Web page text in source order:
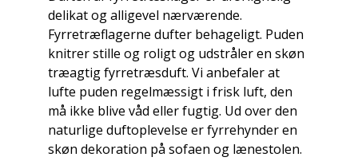
delikat og alligevel nærværende.
Fyrretræflagerne dufter behageligt. Puden
knitrer stille og roligt og udstråler en skøn
træagtig fyrretræsduft. Vi anbefaler at
lufte puden regelmæssigt i frisk luft, den
må ikke blive våd eller fugtig. Ud over den
naturlige duftoplevelse er fyrrehynder en
skøn dekoration på sofaen og lænestolen.